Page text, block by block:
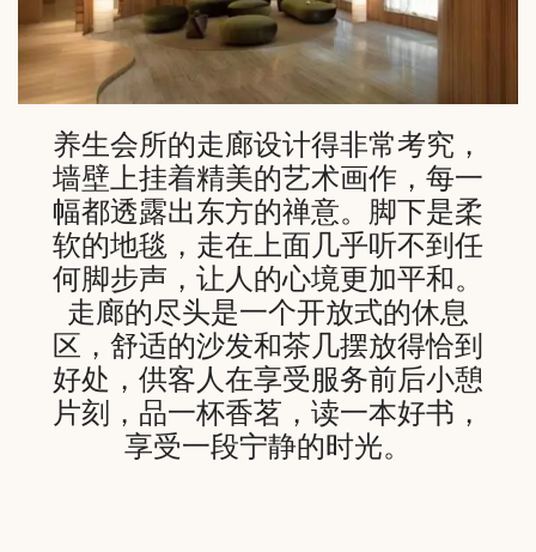
养生会所的走廊设计得非常考究，
墙壁上挂着精美的艺术画作，每一
幅都透露出东方的禅意。脚下是柔
软的地毯，走在上面几乎听不到任
何脚步声，让人的心境更加平和。
走廊的尽头是一个开放式的休息
区，舒适的沙发和茶几摆放得恰到
好处，供客人在享受服务前后小憩
片刻，品一杯香茗，读一本好书，
享受一段宁静的时光。